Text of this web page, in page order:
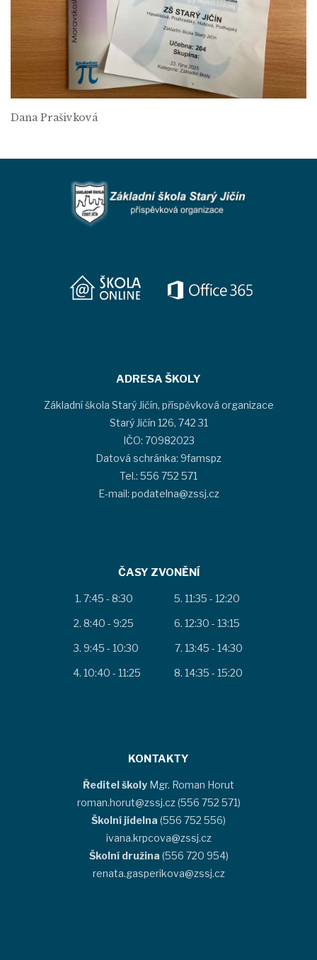
Dana Prašivková
ADRESA ŠKOLY
Základní škola Starý Jičín, příspěvková organizace
Starý Jičín 126, 742 31
IČO: 70982023
Datová schránka: 9famspz
Tel.: 556 752 571
E-mail: podatelna@zssj.cz
ČASY ZVONĚNÍ
7:45 - 8:30
8:40 - 9:25
9:45 - 10:30
10:40 - 11:25
11:35 - 12:20
12:30 - 13:15
13:45 - 14:30
14:35 - 15:20
KONTAKTY
Ředitel školy Mgr. Roman Horut
roman.horut@zssj.cz (556 752 571)
Školní jídelna (556 752 556)
ivana.krpcova@zssj.cz
Školní družina (556 720 954)
renata.gasperikova@zssj.cz